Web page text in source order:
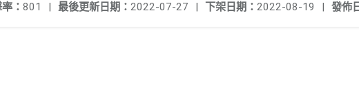
發佈
下架日期： 2022-08-19 |
最後更新日期： 2022-07-27 |
： 801 |